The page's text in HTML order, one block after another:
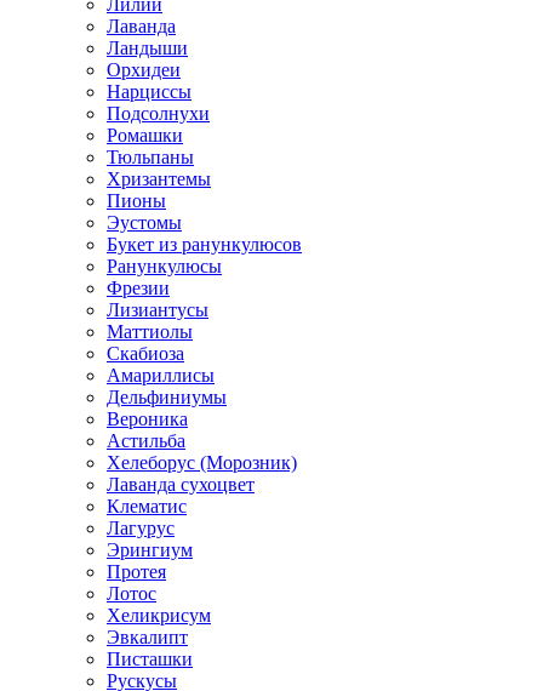
Лаванда
Ландыши
Орхидеи
Нарциссы
Подсолнухи
Ромашки
Тюльпаны
Хризантемы
Пионы
Эустомы
Букет из ранункулюсов
Ранункулюсы
Фрезии
Лизиантусы
Маттиолы
Скабиоза
Амариллисы
Дельфиниумы
Вероника
Астильба
Хелеборус (Морозник)
Лаванда сухоцвет
Клематис
Лагурус
Эрингиум
Протея
Лотос
Хеликрисум
Эвкалипт
Писташки
Рускусы